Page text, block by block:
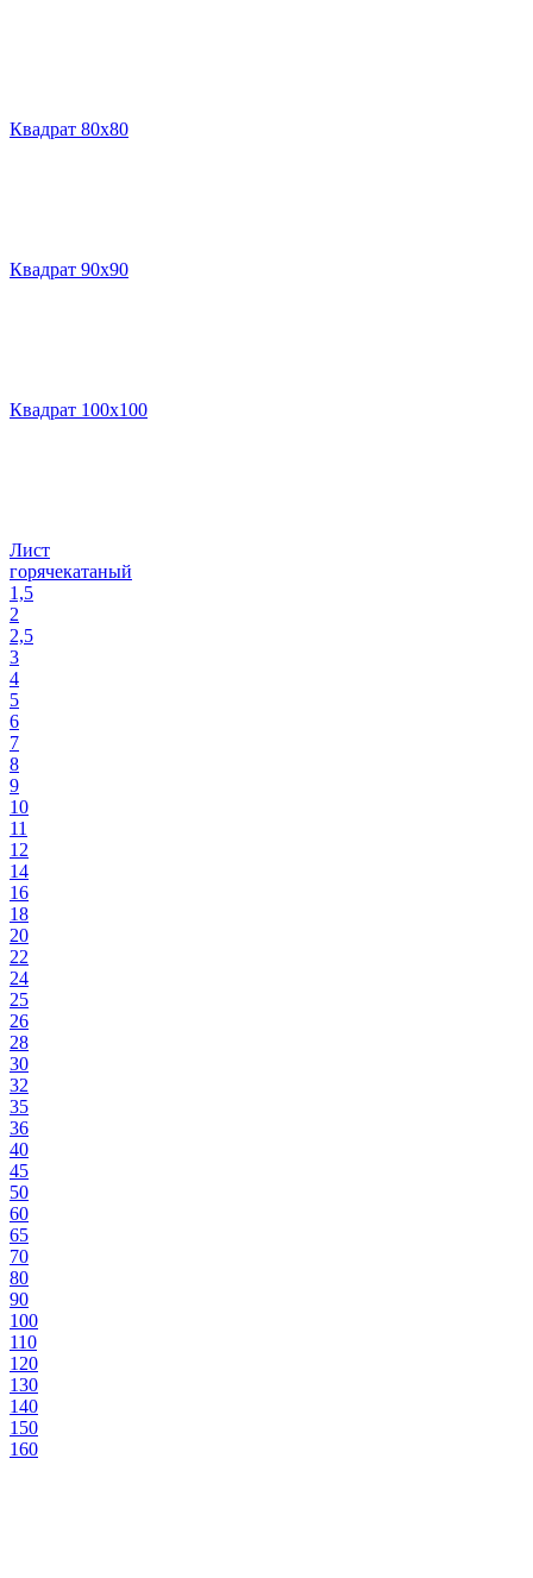
Квадрат 80х80
Квадрат 90х90
Квадрат 100х100
Лист
горячекатаный
1,5
2
2,5
3
4
5
6
7
8
9
10
11
12
14
16
18
20
22
24
25
26
28
30
32
35
36
40
45
50
60
65
70
80
90
100
110
120
130
140
150
160